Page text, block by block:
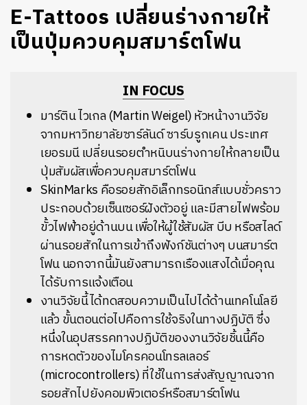
E-Tattoos เปลี่ยนร่างกายให้
เป็นปุ่มควบคุมสมาร์ตโฟน
IN FOCUS
มาร์ติน ไวเกล (Martin Weigel) หัวหน้างานวิจัย
จากมหาวิทยาลัยซาร์ลันด์ ซาร์บรูกเคน ประเทศ
เยอรมนี เปลี่ยนรอยตำหนิบนร่างกายให้กลายเป็น
ปุ่มสัมผัสเพื่อควบคุมสมาร์ตโฟน
SkinMarks คือรอยสักอิเล็กทรอนิกส์แบบชั่วคราว
ประกอบด้วยเซ็นเซอร์ฝังตัวอยู่ และมีสายไฟพร้อม
ขั้วไฟฟ้าอยู่ด้านบน เพื่อให้ผู้ใช้สัมผัส บีบ หรือสไลด์
ผ่านรอยสักในการเข้าถึงฟังก์ชันต่างๆ บนสมาร์ต
โฟน นอกจากนี้มันยังสามารถเรืองแสงได้เมื่อคุณ
ได้รับการแจ้งเตือน
งานวิจัยนี้ได้ทดสอบความเป็นไปได้ด้านเทคโนโลยี
แล้ว ขั้นตอนต่อไปคือการใช้จริงในทางปฏิบัติ ซึ่ง
หนึ่งในอุปสรรคทางปฏิบัติของงานวิจัยชิ้นนี้คือ
การหดตัวของไมโครคอนโทรลเลอร์
(microcontrollers) ที่ใช้ในการส่งสัญญาณจาก
รอยสักไปยังคอมพิวเตอร์หรือสมาร์ตโฟน